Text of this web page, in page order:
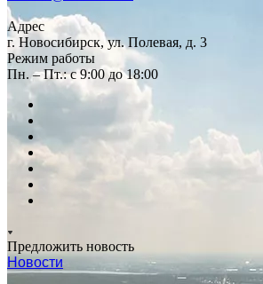
Адрес
г. Новосибирск, ул. Полевая, д. 3
Режим работы
Пн. – Пт.: с 9:00 до 18:00
Предложить новость
Новости